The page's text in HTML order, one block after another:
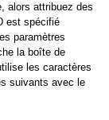
alors attribuez des
est spécifié
paramètres
la boîte de
les caractères
suivants avec le